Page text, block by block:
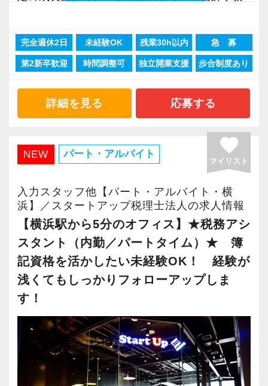
施企業」の認定を受け、今後も社員が働きやす
い環境づくりを積極的に推進していきます。
おりますので、当社で将来の不安なく働いてみ
ませんか？
【横浜の事務所はこんなオフィスです】
前例のない業務でも「まずはやってみよう」と
いう姿勢で業務に取り組んでいるスタッフが多
く活躍しています。
20～30代の意欲ある若手が多く、何かと話し声
が飛び交う活気ある職場です。
例えば、
「○○さんの案件どうなってる？」
「▲▲社の税務調査について相談があって…」
「ちょっとやってみたいことが」
など、相談・雑談・声かけなど会話の種類を問
わず誰もが気軽にコミュニケーションを楽しめ
る雰囲気があります。
現在当社では「渋谷」「新宿」「錦糸町」
「柏」「横浜」「大阪」の６拠点を展開してい
2021年6月に「渋谷オフィス」を新設し、その
後「新宿オフィス」「大阪オフィス」「錦糸町
さらに2022年12月には「柏オフィス」を開設
し、2025年には大阪オフィスを増床するなど、
事業拡大を続けています。
安定性抜群の環境で自己成長を実現できます。
社員の持つ「やる・やりたい」という気持ちを
大事にしているため、資格を持っていなくて
も、スピーディーなキャリアアップが可能で
す！
充実した実務重視のOJTで、安心して職務経験
と知識をゼロから身に付けられます！
税務・会計の経験と知識を磨きながらステップ
アップを目指しませんか？
完全週休2日 未経験OK 残業30h以内 急 募
第2新卒歓迎 時間調整可 独立開業支援 歩合制度あり
詳細を見る 応募する
NEW パート・アルバイト favorite
マイリスト
入力スタッフ他【パート・アルバイト・横
浜】／スタートアップ税理士法人の求人情報
【横浜駅から5分のオフィス】★税務アシ
スタント（内勤／パートタイム）★ 簿
記資格を活かしたい未経験OK！ 経験が
浅くてもしっかりフォローアップしま
す！